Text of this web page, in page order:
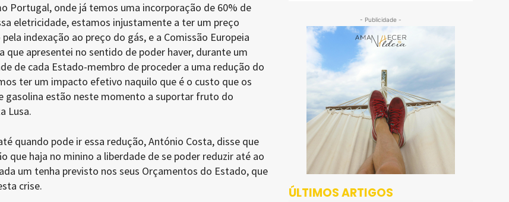
Portugal, onde já temos uma incorporação de 60% de
eletricidade, estamos injustamente a ter um preço
indexação ao preço do gás, e a Comissão Europeia
que apresentei no sentido de poder haver, durante um
de cada Estado-membro de proceder a uma redução do
ter um impacto efetivo naquilo que é o custo que os
gasolina estão neste momento a suportar fruto do
Lusa.
quando pode ir essa redução, António Costa, disse que
que haja no minino a liberdade de se poder reduzir até ao
um tenha previsto nos seus Orçamentos do Estado, que
crise.
- Publicidade -
ÚLTIMOS ARTIGOS